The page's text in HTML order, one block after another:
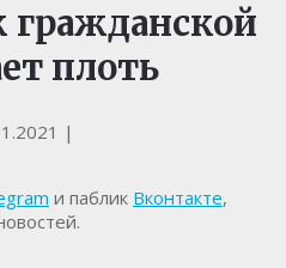
плоть
|
и паблик Вконтакте,